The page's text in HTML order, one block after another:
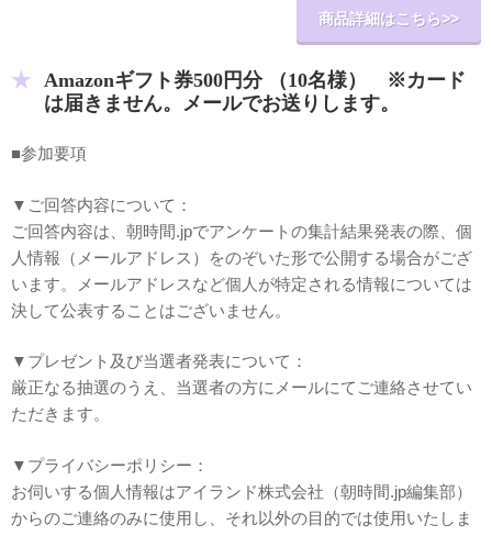
商品詳細はこちら>>
Amazonギフト券500円分 （10名様） ※カード
は届きません。メールでお送りします。
■参加要項
▼ご回答内容について：
ご回答内容は、朝時間.jpでアンケートの集計結果発表の際、個
人情報（メールアドレス）をのぞいた形で公開する場合がござ
います。メールアドレスなど個人が特定される情報については
決して公表することはございません。
▼プレゼント及び当選者発表について：
厳正なる抽選のうえ、当選者の方にメールにてご連絡させてい
ただきます。
▼プライバシーポリシー：
お伺いする個人情報はアイランド株式会社（朝時間.jp編集部）
からのご連絡のみに使用し、それ以外の目的では使用いたしま